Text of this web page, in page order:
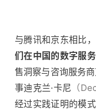
与腾讯和京东相比，
们在中国的数字服
售洞察与咨询服务
事迪克兰·卡尼 （
经过实践证明的模